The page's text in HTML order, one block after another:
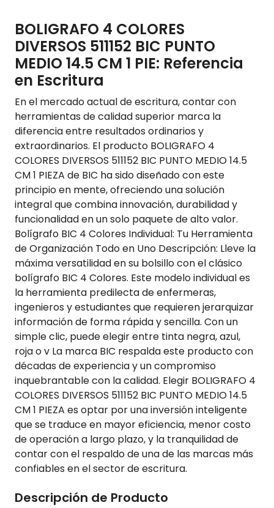
BOLIGRAFO 4 COLORES
DIVERSOS 511152 BIC PUNTO
MEDIO 14.5 CM 1 PIE: Referencia
en Escritura
En el mercado actual de escritura, contar con
herramientas de calidad superior marca la
diferencia entre resultados ordinarios y
extraordinarios. El producto BOLIGRAFO 4
COLORES DIVERSOS 511152 BIC PUNTO MEDIO 14.5
CM 1 PIEZA de BIC ha sido diseñado con este
principio en mente, ofreciendo una solución
integral que combina innovación, durabilidad y
funcionalidad en un solo paquete de alto valor.
Bolígrafo BIC 4 Colores Individual: Tu Herramienta
de Organización Todo en Uno Descripción: Lleve la
máxima versatilidad en su bolsillo con el clásico
bolígrafo BIC 4 Colores. Este modelo individual es
la herramienta predilecta de enfermeras,
ingenieros y estudiantes que requieren jerarquizar
información de forma rápida y sencilla. Con un
simple clic, puede elegir entre tinta negra, azul,
roja o v La marca BIC respalda este producto con
décadas de experiencia y un compromiso
inquebrantable con la calidad. Elegir BOLIGRAFO 4
COLORES DIVERSOS 511152 BIC PUNTO MEDIO 14.5
CM 1 PIEZA es optar por una inversión inteligente
que se traduce en mayor eficiencia, menor costo
de operación a largo plazo, y la tranquilidad de
contar con el respaldo de una de las marcas más
confiables en el sector de escritura.
Descripción de Producto